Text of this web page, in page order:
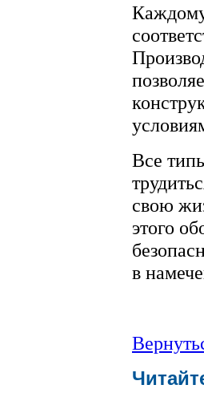
Все
свою
этого
в